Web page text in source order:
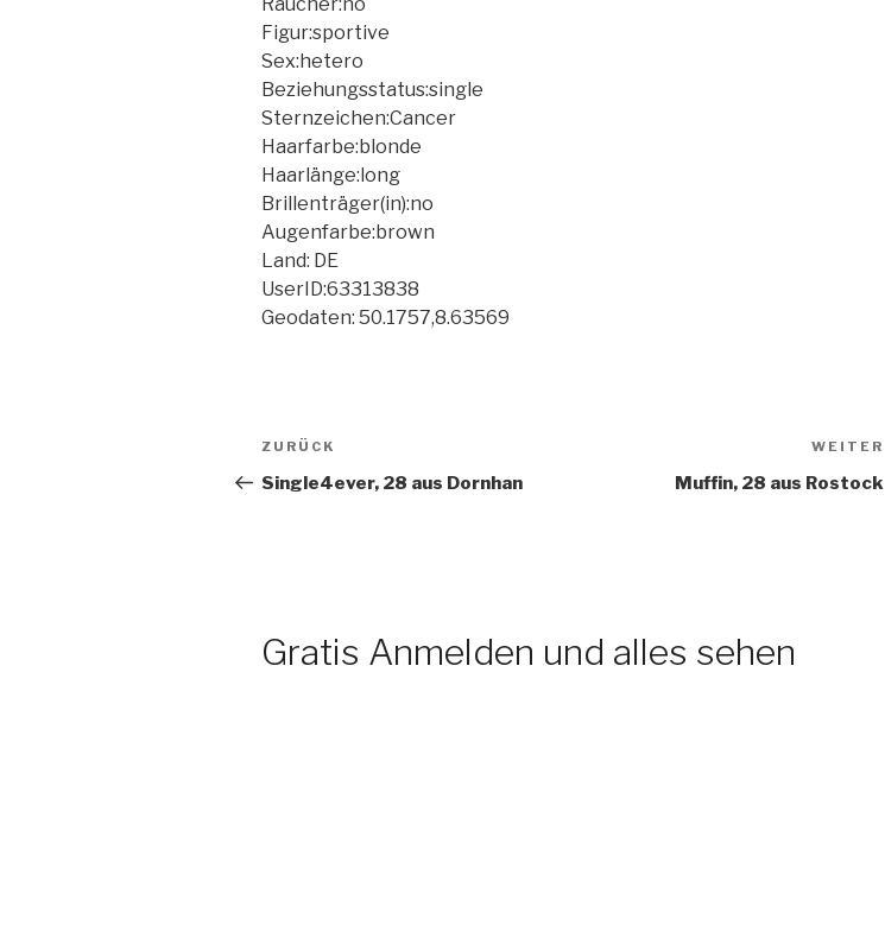
Figur:sportive
Sex:hetero
Beziehungsstatus:single
Sternzeichen:Cancer
Haarfarbe:blonde
Haarlänge:long
Brillenträger(in):no
Augenfarbe:brown
Land: DE
UserID:63313838
Geodaten: 50.1757,8.63569
Beitragsnavigation
Vorheriger
Beitrag
ZURÜCK
Single4ever, 28 aus Dornhan
WEITER
Muffin, 28 aus Rostock
Gratis Anmelden und alles sehen